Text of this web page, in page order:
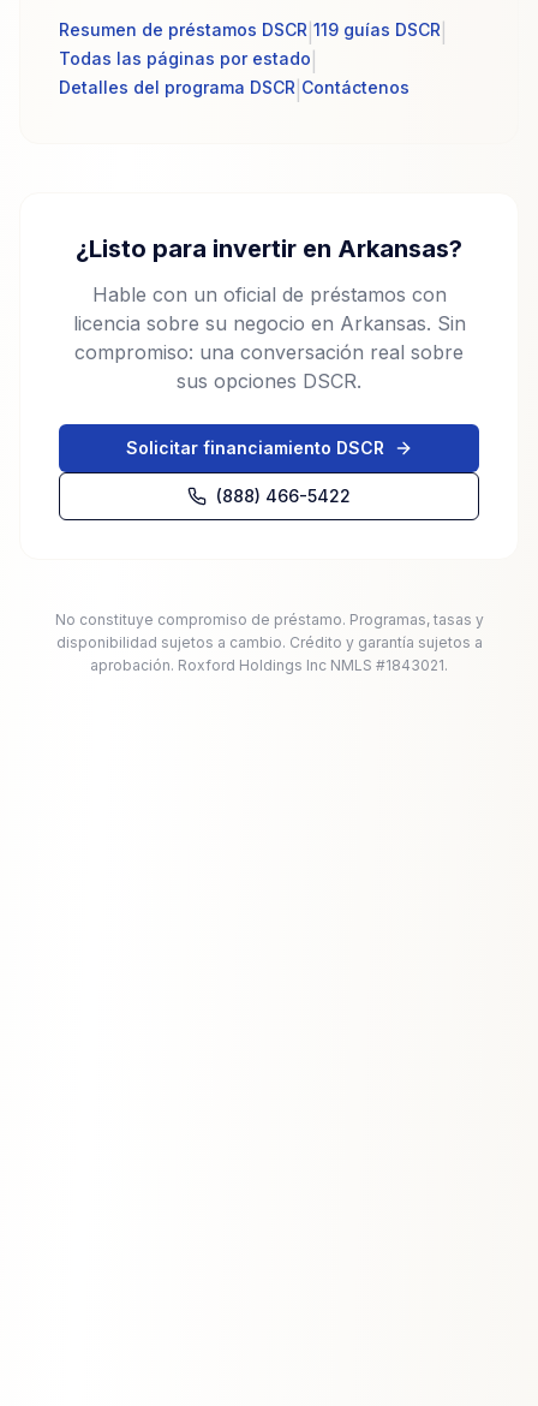
Resumen de préstamos DSCR 119 guías DSCR
Todas las páginas por estado
Detalles del programa DSCR Contáctenos
¿Listo para invertir en Arkansas?
Hable con un oficial de préstamos con
licencia sobre su negocio en Arkansas. Sin
compromiso: una conversación real sobre
sus opciones DSCR.
Solicitar financiamiento DSCR
(888) 466-5422
No constituye compromiso de préstamo. Programas, tasas y
disponibilidad sujetos a cambio. Crédito y garantía sujetos a
aprobación. Roxford Holdings Inc NMLS #1843021.